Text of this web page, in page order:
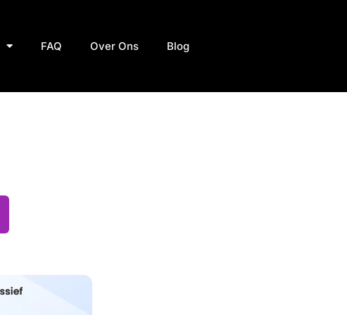
FAQ Over Ons Blog